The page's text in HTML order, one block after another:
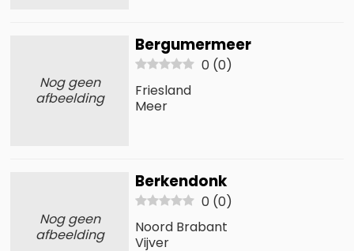
Nog geen
afbeelding
Bergumermeer
0 (0)
Friesland
Meer
Nog geen
afbeelding
Berkendonk
0 (0)
Noord Brabant
Vijver